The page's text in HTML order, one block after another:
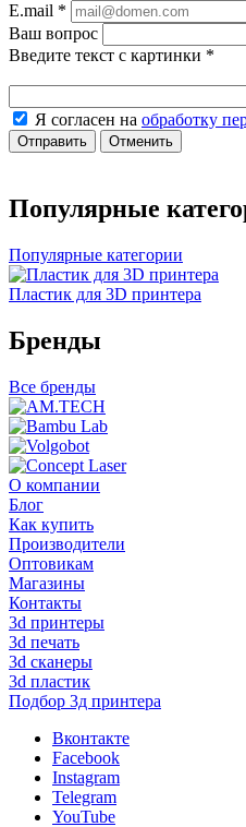
E.mail *
Ваш вопрос
Введите текст с картинки *
Я согласен на обработку
Отправить Отменить
Популярные
Популярные категории
Пластик для 3D принтера
Бренды
Все бренды
О компании
Блог
Как купить
Производители
Оптовикам
Магазины
Контакты
3d принтеры
3d печать
3d сканеры
3d пластик
Подбор 3д принтера
Вконтакте
Facebook
Instagram
Telegram
YouTube